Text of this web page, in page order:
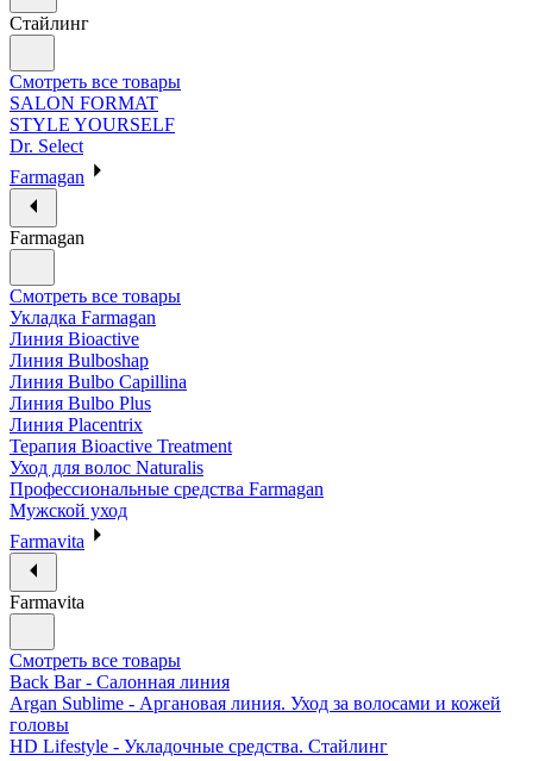
Стайлинг
Смотреть все товары
SALON FORMAT
STYLE YOURSELF
Dr. Select
Farmagan
Farmagan
Смотреть все товары
Укладка Farmagan
Линия Bioactive
Линия Bulboshap
Линия Bulbo Capillina
Линия Bulbo Plus
Линия Placentrix
Терапия Bioactive Treatment
Уход для волос Naturalis
Профессиональные средства Farmagan
Мужской уход
Farmavita
Farmavita
Смотреть все товары
Back Bar - Салонная линия
Argan Sublime - Аргановая линия. Уход за волосами и кожей
головы
HD Lifestyle - Укладочные средства. Стайлинг